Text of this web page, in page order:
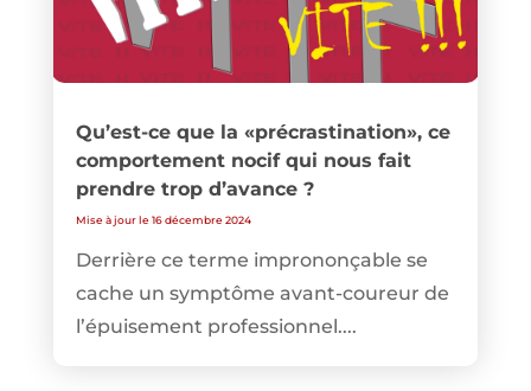
Qu’est-ce que la «précrastination», ce
comportement nocif qui nous fait
prendre trop d’avance ?
Mise à jour le 16 décembre 2024
Derrière ce terme imprononçable se
cache un symptôme avant-coureur de
l’épuisement professionnel....